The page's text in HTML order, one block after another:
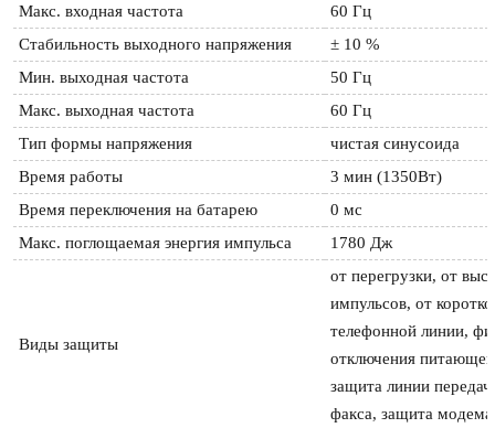
Макс. входная частота
60 Гц
Стабильность выходного напряжения
± 10 %
Мин. выходная частота
50 Гц
Макс. выходная частота
60 Гц
Тип формы напряжения
чистая синусоида
Время работы
3 мин (1350Вт)
Время переключения на батарею
0 мс
Макс. поглощаемая энергия импульса
1780 Дж
Виды защиты
от перегрузки, от
импульсов, от
телефонной линии,
отключения
защита линии
факса, защита модема